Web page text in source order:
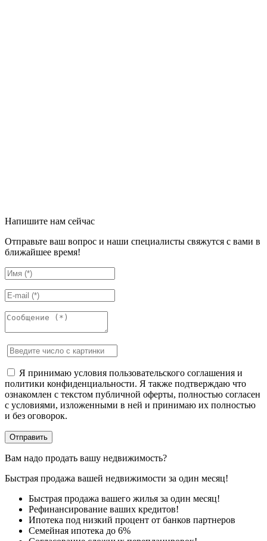
Напишите нам сейчас
Отправьте ваш вопрос и наши специалисты свяжутся с вами в
ближайшее время!
Я принимаю условия пользовательского соглашения и
политики конфиденциальности. Я также подтверждаю что
ознакомлен с текстом публичной оферты, полностью согласен
с условиями, изложенными в ней и принимаю их полностью
и без оговорок.
Вам надо продать вашу недвижимость?
Быстрая продажа вашей недвижимости за один месяц!
Быстрая продажа вашего жилья за один месяц!
Рефинансирование ваших кредитов!
Ипотека под низкий процент от банков партнеров
Семейная ипотека до 6%